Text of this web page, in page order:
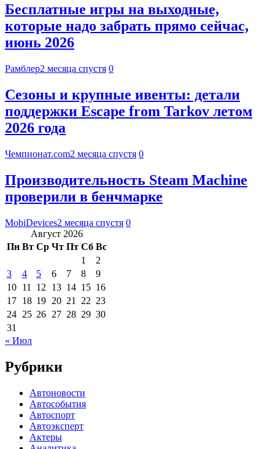
Бесплатные игры на выходные,
которые надо забрать прямо сейчас,
июнь 2026
Рамблер2 месяца спустя 0
Сезоны и крупные ивенты: детали
поддержки Escape from Tarkov летом
2026 года
Чемпионат.com2 месяца спустя 0
Производительность Steam Machine
проверили в бенчмарке
MobiDevices2 месяца спустя 0
Август 2026
Пн Вт Ср Чт Пт Сб Вс
1
2
3
4 5 6 7 8
9
10 11 12 13 14 15 16
17 18 19 20 21 22 23
24 25 26 27 28 29 30
31
« Июл
Рубрики
Автоновости
Автособытия
Автоспорт
Автоэксперт
Актеры